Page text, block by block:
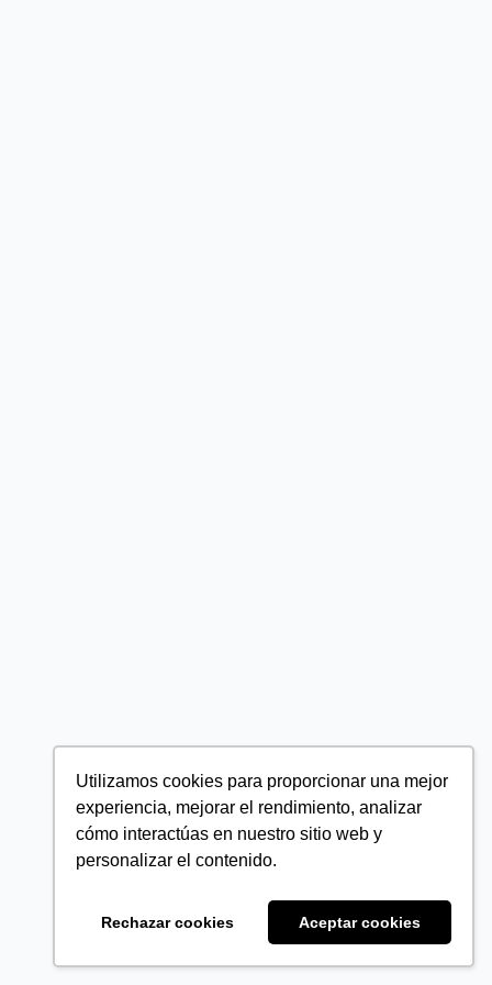
Utilizamos cookies para proporcionar una mejor
experiencia, mejorar el rendimiento, analizar
cómo interactúas en nuestro sitio web y
personalizar el contenido.
Rechazar cookies Aceptar cookies